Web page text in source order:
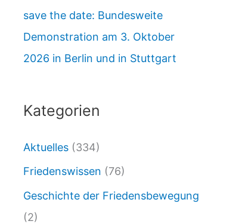
r
i
c
m
i
save the date: Bundesweite
Demonstration am 3. Oktober
2026 in Berlin und in Stuttgart
Kategorien
Aktuelles (334)
Friedenswissen (76)
Geschichte der Friedensbewegung
(2)